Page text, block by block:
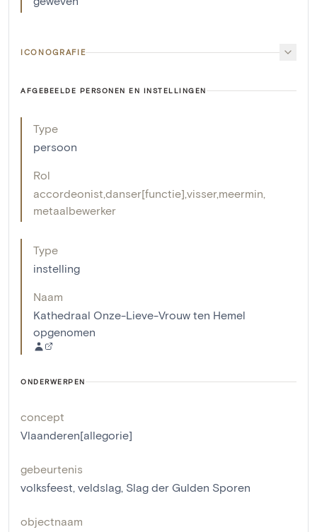
ICONOGRAFIE
AFGEBEELDE PERSONEN EN INSTELLINGEN
Type
persoon
Rol
accordeonist danser[functie] visser,meermin
metaalbewerker
Type
instelling
Naam
Kathedraal Onze-Lieve-Vrouw ten Hemel
opgenomen
ONDERWERPEN
concept
Vlaanderen[allegorie]
gebeurtenis
volksfeest, veldslag, Slag der Gulden Sporen
objectnaam